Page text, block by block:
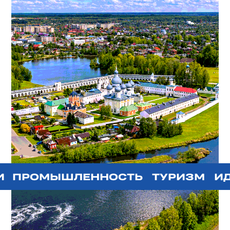
этим летом?
Маршрут построен: едем в Тихвин! Этим летом
будем исследовать территорию, где
переплетаются монастырский ансамбль,
историческая планировка, советская застройка
и современная жизнь районного центра.
Тихвин — город с богатым культурным
наследием и выраженной идентичностью. Здесь
историческая среда соседствует
с промышленной историей, а многослойная
городская ткань делает территорию особенно
интересной для анализа и проектной работы.
О территории